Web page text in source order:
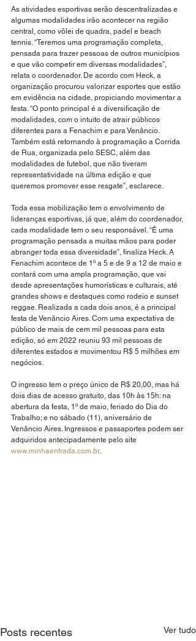
As atividades esportivas serão descentralizadas e
algumas modalidades irão acontecer na região
central, como vôlei de quadra, padel e beach
tennis. “Teremos uma programação completa,
pensada para trazer pessoas de outros municípios
e que vão competir em diversas modalidades”,
relata o coordenador. De acordo com Heck, a
organização procurou valorizar esportes que estão
em evidência na cidade, propiciando movimentar a
festa. “O ponto principal é a diversificação de
modalidades, com o intuito de atrair públicos
diferentes para a Fenachim e para Venâncio.
Também está retornando à programação a Corrida
de Rua, organizada pelo SESC, além das
modalidades de futebol, que não tiveram
representatividade na última edição e que
queremos promover esse resgate”, esclarece.
Toda essa mobilização tem o envolvimento de
lideranças esportivas, já que, além do coordenador,
cada modalidade tem o seu responsável. “É uma
programação pensada a muitas mãos para poder
abranger toda essa diversidade”, finaliza Heck. A
Fenachim acontece de 1º a 5 e de 9 a 12 de maio e
contará com uma ampla programação, que vai
desde apresentações humorísticas e culturais, até
grandes shows e destaques como rodeio e sunset
reggae. Realizada a cada dois anos, é a principal
festa de Venâncio Aires. Com uma expectativa de
público de mais de cem mil pessoas para esta
edição, só em 2022 reuniu 93 mil pessoas de
diferentes estados e movimentou R$ 5 milhões em
negócios.
O ingresso tem o preço único de R$ 20,00, mas há
dois dias de acesso gratuito, das 10h às 15h: na
abertura da festa, 1º de maio, feriado do Dia do
Trabalho; e no sábado (11), aniversário de
Venâncio Aires. Ingressos e passaportes podem ser
adquiridos antecipadamente pelo site
www.minhaentrada.com.br.
Posts recentes Ver tudo